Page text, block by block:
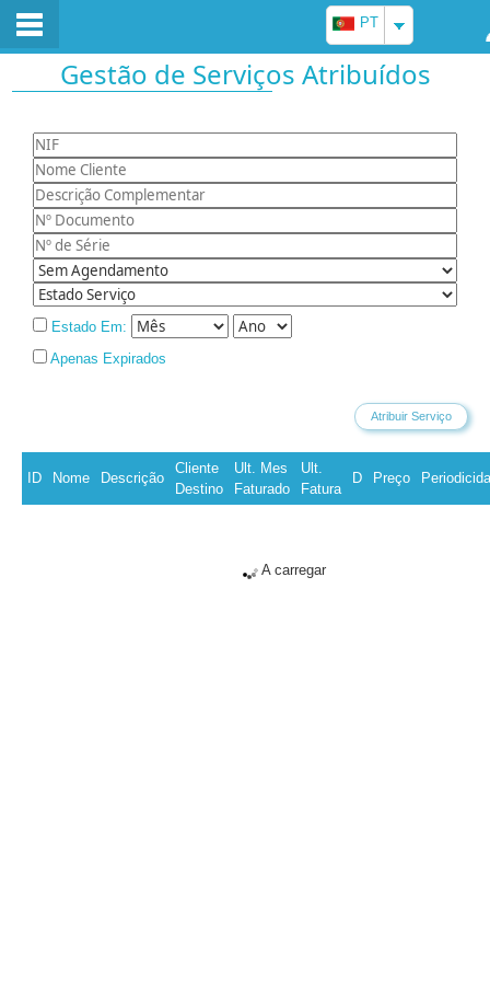
PT
Gestão de Serviços Atribuídos
Estado Em:
Apenas Expirados
ID Nome Descrição
Cliente
Destino
Ult. Mes
Faturado
Ult.
Fatura
D Preço
A carregar